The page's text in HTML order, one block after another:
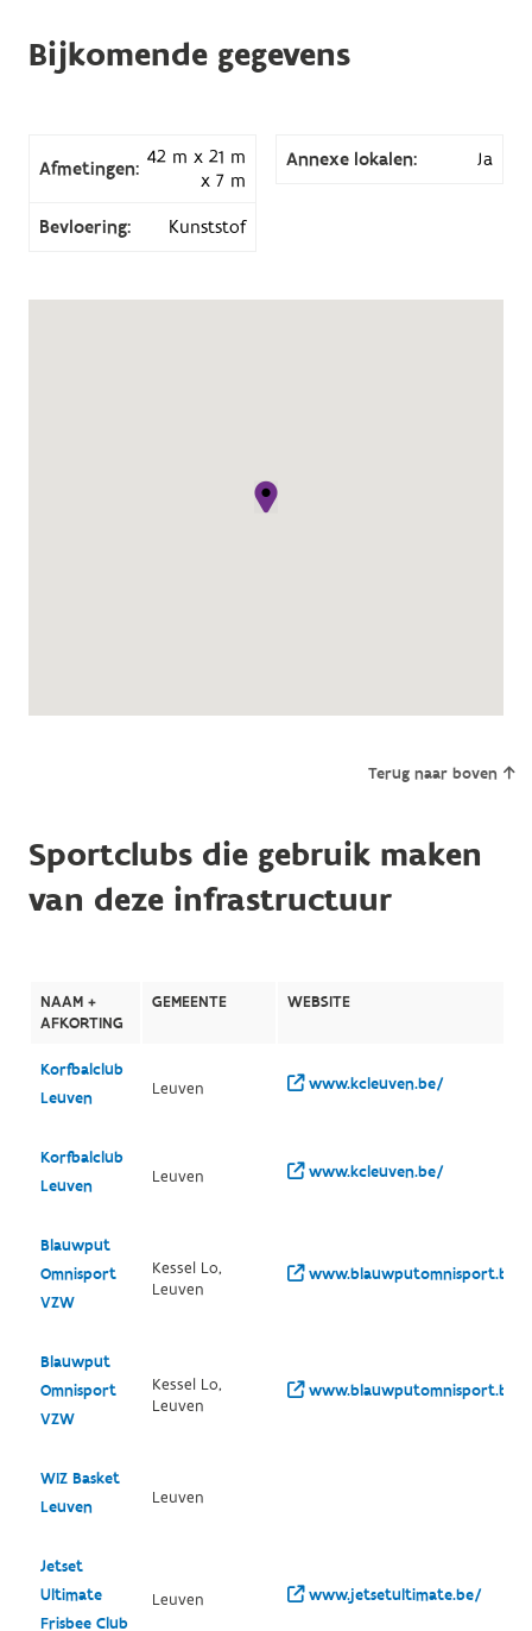
Bijkomende gegevens
Afmetingen: 42 m x 21 m
x 7 m
Annexe lokalen: Ja
Bevloering: Kunststof
Terug naar boven
Sportclubs die gebruik maken
van deze infrastructuur
NAAM +
AFKORTING
GEMEENTE WEBSITE
Korfbalclub
Leuven
Leuven www.kcleuven.be/
Korfbalclub
Leuven
Leuven www.kcleuven.be/
Blauwput
Omnisport
VZW
Kessel Lo,
Leuven
www.blauwputomnisport.be/
Blauwput
Omnisport
VZW
Kessel Lo,
Leuven
www.blauwputomnisport.be/
WIZ Basket
Leuven
Leuven
Jetset
Ultimate
Frisbee Club
Leuven www.jetsetultimate.be/